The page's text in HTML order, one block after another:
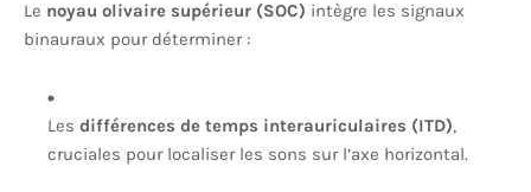
Le noyau olivaire supérieur (SOC) intègre les signaux
binauraux pour déterminer :
Les différences de temps interauriculaires (ITD),
cruciales pour localiser les sons sur l’axe horizontal.